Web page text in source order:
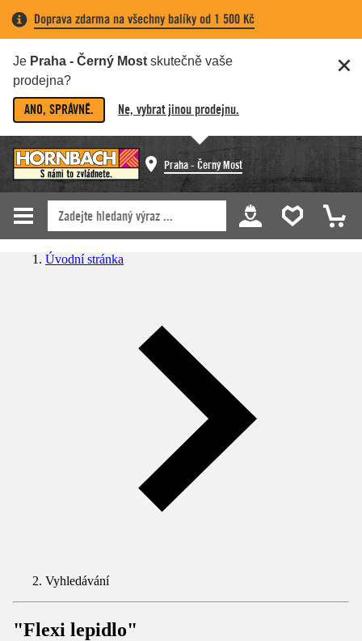
Doprava zdarma na všechny balíky od 1 500 Kč
Je Praha - Černý Most skutečně vaše
prodejna?
ANO, SPRÁVNĚ. Ne, vybrat jinou prodejnu.
Praha - Černý Most
Úvodní stránka
Vyhledávání
"Flexi lepidlo"